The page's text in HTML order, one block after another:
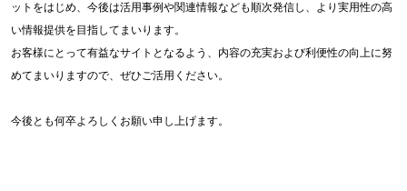
ットをはじめ、今後は活用事例や関連情報なども順次発信し、より実用性の高
い情報提供を目指してまいります。
お客様にとって有益なサイトとなるよう、内容の充実および利便性の向上に努
めてまいりますので、ぜひご活用ください。
今後とも何卒よろしくお願い申し上げます。